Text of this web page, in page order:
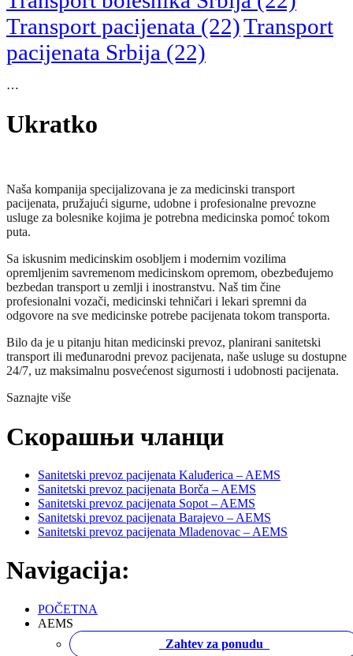
Transport pacijenata (22)Transport
pacijenata Srbija (22)
…
Ukratko
Naša kompanija specijalizovana je za medicinski transport
pacijenata, pružajući sigurne, udobne i profesionalne prevozne
usluge za bolesnike kojima je potrebna medicinska pomoć tokom
puta.
Sa iskusnim medicinskim osobljem i modernim vozilima
opremljenim savremenom medicinskom opremom, obezbeđujemo
bezbedan transport u zemlji i inostranstvu. Naš tim čine
profesionalni vozači, medicinski tehničari i lekari spremni da
odgovore na sve medicinske potrebe pacijenata tokom transporta.
Bilo da je u pitanju hitan medicinski prevoz, planirani sanitetski
transport ili međunarodni prevoz pacijenata, naše usluge su dostupne
24/7, uz maksimalnu posvećenost sigurnosti i udobnosti pacijenata.
Saznajte više
Скорашњи чланци
Sanitetski prevoz pacijenata Kaluđerica – AEMS
Sanitetski prevoz pacijenata Borča – AEMS
Sanitetski prevoz pacijenata Sopot – AEMS
Sanitetski prevoz pacijenata Barajevo – AEMS
Sanitetski prevoz pacijenata Mladenovac – AEMS
Navigacija:
POČETNA
AEMS
Zahtev za ponudu